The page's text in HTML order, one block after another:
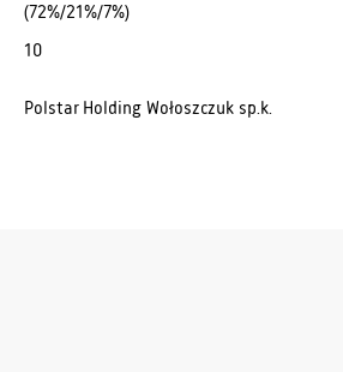
(72%/21%/7%)
10
Polstar Holding Wołoszczuk sp.k.